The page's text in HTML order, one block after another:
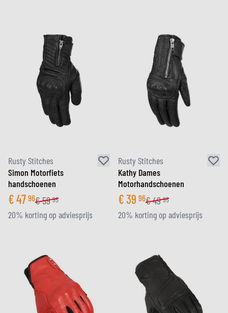
Rusty Stitches
Simon Motorfiets
handschoenen
€47 96€59 95
20% korting op adviesprijs
Rusty Stitches
Kathy Dames
Motorhandschoenen
€39 96€49 95
20% korting op adviesprijs